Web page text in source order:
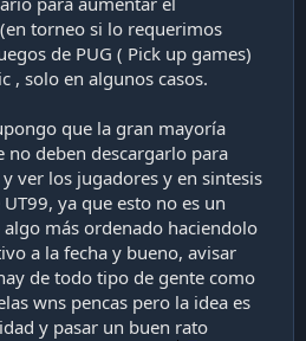
torneo si lo requerimos
de PUG ( Pick up games)
, solo en algunos casos.
que la gran mayoría
no deben descargarlo para
ver los jugadores y en sintesis
ya que esto no es un
más ordenado haciendolo
a la fecha y bueno, avisar
de todo tipo de gente como
wns pencas pero la idea es
y pasar un buen rato